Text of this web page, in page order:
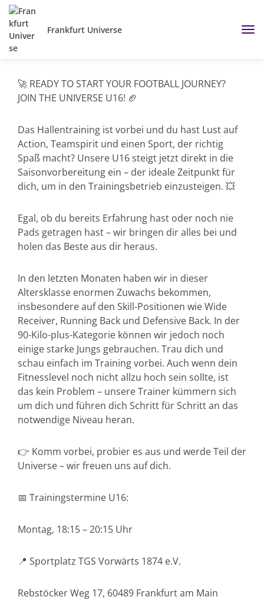
Frankfurt Universe
🚀 READY TO START YOUR FOOTBALL JOURNEY?
JOIN THE UNIVERSE U16! 🏈
Das Hallentraining ist vorbei und du hast Lust auf
Action, Teamspirit und einen Sport, der richtig
Spaß macht? Unsere U16 steigt jetzt direkt in die
Saisonvorbereitung ein – der ideale Zeitpunkt für
dich, um in den Trainingsbetrieb einzusteigen. 💥
Egal, ob du bereits Erfahrung hast oder noch nie
Pads getragen hast – wir bringen dir alles bei und
holen das Beste aus dir heraus.
In den letzten Monaten haben wir in dieser
Altersklasse enormen Zuwachs bekommen,
insbesondere auf den Skill-Positionen wie Wide
Receiver, Running Back und Defensive Back. In der
90-Kilo-plus-Kategorie können wir jedoch noch
einige starke Jungs gebrauchen. Trau dich und
schau einfach im Training vorbei. Auch wenn dein
Fitnesslevel noch nicht allzu hoch sein sollte, ist
das kein Problem – unsere Trainer kümmern sich
um dich und führen dich Schritt für Schritt an das
notwendige Niveau heran.
👉 Komm vorbei, probier es aus und werde Teil der
Universe – wir freuen uns auf dich.
📅 Trainingstermine U16:
Montag, 18:15 – 20:15 Uhr
📍 Sportplatz TGS Vorwärts 1874 e.V.
Rebstöcker Weg 17, 60489 Frankfurt am Main